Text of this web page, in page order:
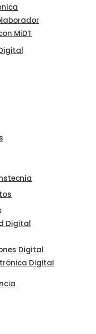
MiDT
Digital
Digital
Digital